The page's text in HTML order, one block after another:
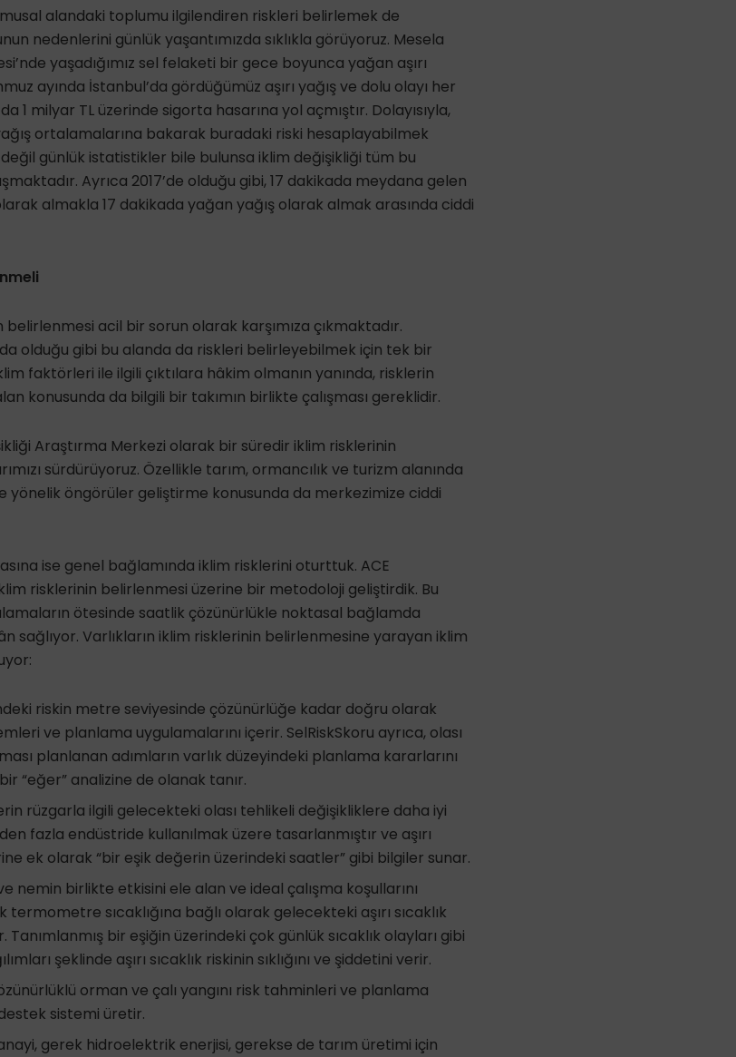
alandaki toplumu ilgilendiren riskleri belirlemek de
nedenlerini günlük yaşantımızda sıklıkla görüyoruz. Mesela
yaşadığımız sel felaketi bir gece boyunca yağan aşırı
ayında İstanbul’da gördüğümüz aşırı yağış ve dolu olayı her
1 milyar TL üzerinde sigorta hasarına yol açmıştır. Dolayısıyla,
yağış ortalamalarına bakarak buradaki riski hesaplayabilmek
günlük istatistikler bile bulunsa iklim değişikliği tüm bu
Ayrıca 2017’de olduğu gibi, 17 dakikada meydana gelen
almakla 17 dakikada yağan yağış olarak almak arasında ciddi
acil bir sorun olarak karşımıza çıkmaktadır.
olduğu gibi bu alanda da riskleri belirleyebilmek için tek bir
faktörleri ile ilgili çıktılara hâkim olmanın yanında, risklerin
konusunda da bilgili bir takımın birlikte çalışması gereklidir.
Araştırma Merkezi olarak bir süredir iklim risklerinin
sürdürüyoruz. Özellikle tarım, ormancılık ve turizm alanında
yönelik öngörüler geliştirme konusunda da merkezimize ciddi
ise genel bağlamında iklim risklerini oturttuk. ACE
risklerinin belirlenmesi üzerine bir metodoloji geliştirdik. Bu
ötesinde saatlik çözünürlükle noktasal bağlamda
sağlıyor. Varlıkların iklim risklerinin belirlenmesine yarayan iklim
riskin metre seviyesinde çözünürlüğe kadar doğru olarak
ve planlama uygulamalarını içerir. SelRiskSkoru ayrıca, olası
planlanan adımların varlık düzeyindeki planlama kararlarını
“eğer” analizine de olanak tanır.
rüzgarla ilgili gelecekteki olası tehlikeli değişikliklere daha iyi
fazla endüstride kullanılmak üzere tasarlanmıştır ve aşırı
ek olarak “bir eşik değerin üzerindeki saatler” gibi bilgiler sunar.
nemin birlikte etkisini ele alan ve ideal çalışma koşullarını
termometre sıcaklığına bağlı olarak gelecekteki aşırı sıcaklık
bir eşiğin üzerindeki çok günlük sıcaklık olayları gibi
şeklinde aşırı sıcaklık riskinin sıklığını ve şiddetini verir.
orman ve çalı yangını risk tahminleri ve planlama
sistemi üretir.
gerek hidroelektrik enerjisi, gerekse de tarım üretimi için